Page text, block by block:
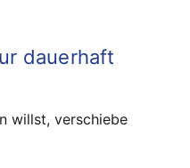
dauerhaft
willst, verschiebe